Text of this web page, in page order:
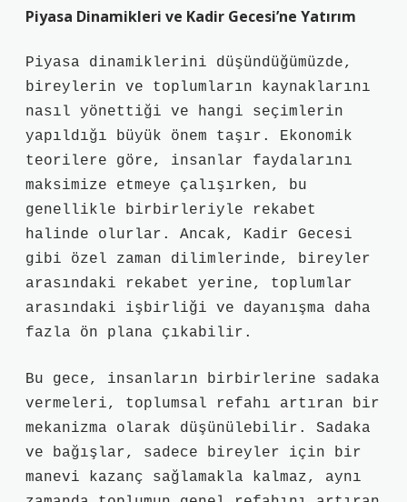
Piyasa Dinamikleri ve Kadir Gecesi’ne Yatırım
Piyasa dinamiklerini düşündüğümüzde,
bireylerin ve toplumların kaynaklarını
nasıl yönettiği ve hangi seçimlerin
yapıldığı büyük önem taşır. Ekonomik
teorilere göre, insanlar faydalarını
maksimize etmeye çalışırken, bu
genellikle birbirleriyle rekabet
halinde olurlar. Ancak, Kadir Gecesi
gibi özel zaman dilimlerinde, bireyler
arasındaki rekabet yerine, toplumlar
arasındaki işbirliği ve dayanışma daha
fazla ön plana çıkabilir.
Bu gece, insanların birbirlerine sadaka
vermeleri, toplumsal refahı artıran bir
mekanizma olarak düşünülebilir. Sadaka
ve bağışlar, sadece bireyler için bir
manevi kazanç sağlamakla kalmaz, aynı